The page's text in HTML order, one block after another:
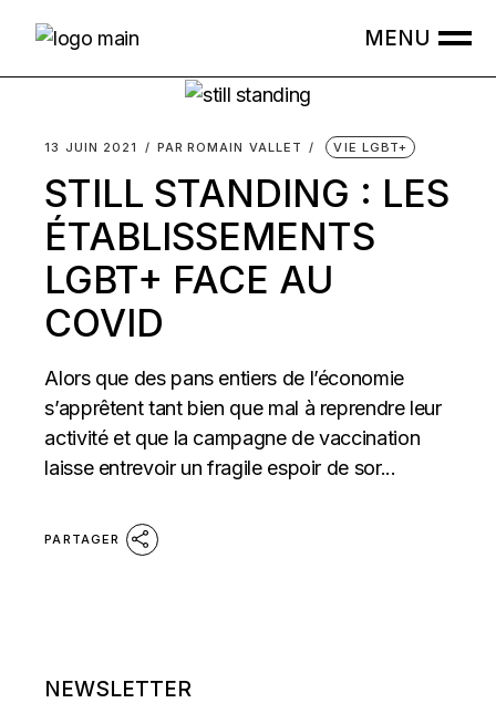
13 JUIN 2021 PAR ROMAIN VALLET VIE LGBT+
STILL STANDING : LES
ÉTABLISSEMENTS
LGBT+ FACE AU
COVID
Alors que des pans entiers de l’économie
s’apprêtent tant bien que mal à reprendre leur
activité et que la campagne de vaccination
laisse entrevoir un fragile espoir de sor...
PARTAGER
NEWSLETTER